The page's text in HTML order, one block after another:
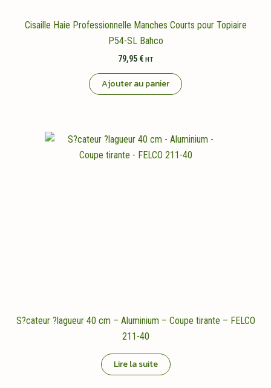
Cisaille Haie Professionnelle Manches Courts pour Topiaire
P54-SL Bahco
79,95 € HT
Ajouter au panier
S?cateur ?lagueur 40 cm – Aluminium – Coupe tirante – FELCO
211-40
Lire la suite